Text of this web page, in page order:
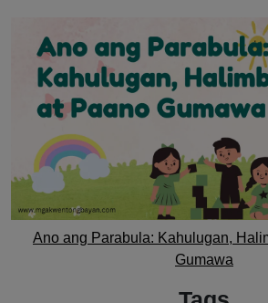
Ano ang Parabula: Kahulugan,
Gumawa